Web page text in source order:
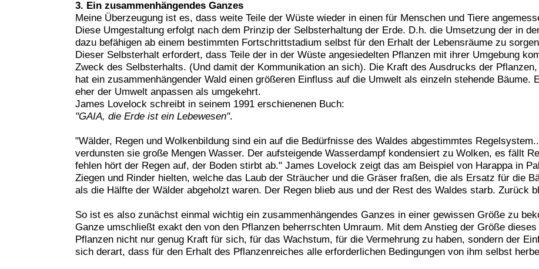
3. Ein zusammenhängendes Ganzes
Meine Überzeugung ist es, dass weite Teile der Wüste wieder in einen für Menschen und Tiere
Diese Umgestaltung erfolgt nach dem Prinzip der Selbsterhaltung der Erde. D.h. die Umsetzung der in
dazu befähigen ab einem bestimmten Fortschrittstadium selbst für den Erhalt der Lebensräume zu
Dieser Selbsterhalt erfordert, dass Teile der in der Wüste angesiedelten Pflanzen mit ihrer Umgebung
Zweck des Selbsterhalts. (Und damit der Kommunikation an sich). Die Kraft des Ausdrucks der
hat ein zusammenhängender Wald einen größeren Einfluss auf die Umwelt als einzeln stehende Bäume.
eher der Umwelt anpassen als umgekehrt.
James Lovelock schreibt in seinem 1991 erschienenen Buch:
"GAIA, die Erde ist ein Lebewesen".
"Wälder, Regen und Wolkenbildung sind ein auf die Bedürfnisse des Waldes abgestimmtes
verdunsten sie große Mengen Wasser. Der aufsteigende Wasserdampf kondensiert zu Wolken, es fällt
fehlen hört der Regen auf, der Boden stirbt ab." James Lovelock zeigt das am Beispiel von Harappa in
Ziegen und Rinder hielten, welche das Laub der Sträucher und die Gräser fraßen, die als Ersatz für die
als die Hälfte der Wälder abgeholzt waren. Der Regen blieb aus und der Rest des Waldes starb. Zurück
So ist es also zunächst einmal wichtig ein zusammenhängendes Ganzes in einer gewissen Größe zu
Ganze umschließt exakt den von den Pflanzen beherrschten Umraum. Mit dem Anstieg der Größe
Pflanzen nicht nur genug Kraft für sich, für das Wachstum, für die Vermehrung zu haben, sondern der
sich derart, dass für den Erhalt des Pflanzenreiches alle erforderlichen Bedingungen von ihm selbst